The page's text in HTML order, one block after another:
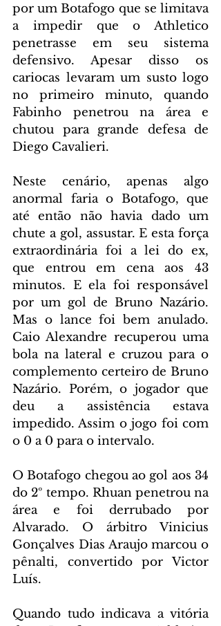
por um Botafogo que se limitava
a impedir que o Athletico
penetrasse em seu sistema
defensivo. Apesar disso os
cariocas levaram um susto logo
no primeiro minuto, quando
Fabinho penetrou na área e
chutou para grande defesa de
Diego Cavalieri.
Neste cenário, apenas algo
anormal faria o Botafogo, que
até então não havia dado um
chute a gol, assustar. E esta força
extraordinária foi a lei do ex,
que entrou em cena aos 43
minutos. E ela foi responsável
por um gol de Bruno Nazário.
Mas o lance foi bem anulado.
Caio Alexandre recuperou uma
bola na lateral e cruzou para o
complemento certeiro de Bruno
Nazário. Porém, o jogador que
deu a assistência estava
impedido. Assim o jogo foi com
o 0 a 0 para o intervalo.
O Botafogo chegou ao gol aos 34
do 2º tempo. Rhuan penetrou na
área e foi derrubado por
Alvarado. O árbitro Vinicius
Gonçalves Dias Araujo marcou o
pênalti, convertido por Victor
Luís.
Quando tudo indicava a vitória